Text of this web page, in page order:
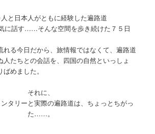
と日本人がともに経験した遍路道
に話す……そんな空間を歩き続けた７５日
れる今日だから、旅情報ではなくて、遍路道
人たちとの会話を、四国の自然といっしょ
めました。
それに、
タリーと実際の遍路道は、ちょっとちがっ
た……。